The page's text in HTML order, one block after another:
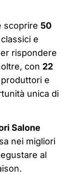
scoprire 50
e
rispondere
con 22
e
unica di
Salone
nei migliori
al